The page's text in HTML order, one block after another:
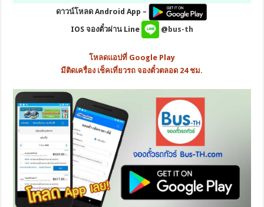
ดาวน์โหลด Android App –
IOS จองตั๋วผ่าน Line
@bus-th
โหลดแอปที่ Google Play
มีติดเครื่อง เช็คเที่ยวรถ จองตั๋วตลอด 24 ชม.